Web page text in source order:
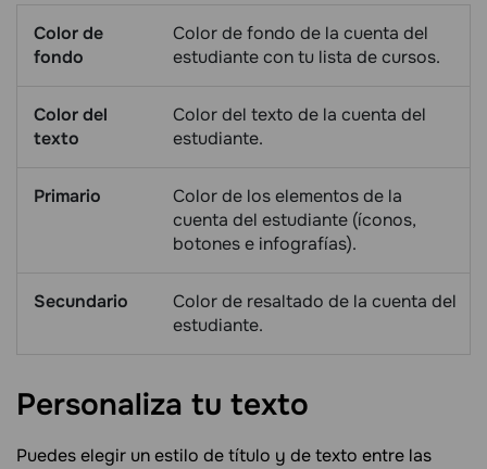
Color de
fondo
Color de fondo de la cuenta del
estudiante con tu lista de cursos.
Color del
texto
Color del texto de la cuenta del
estudiante.
Primario
Color de los elementos de la
cuenta del estudiante (íconos,
botones e infografías).
Secundario
Color de resaltado de la cuenta del
estudiante.
Personaliza tu texto
Puedes elegir un estilo de título y de texto entre las